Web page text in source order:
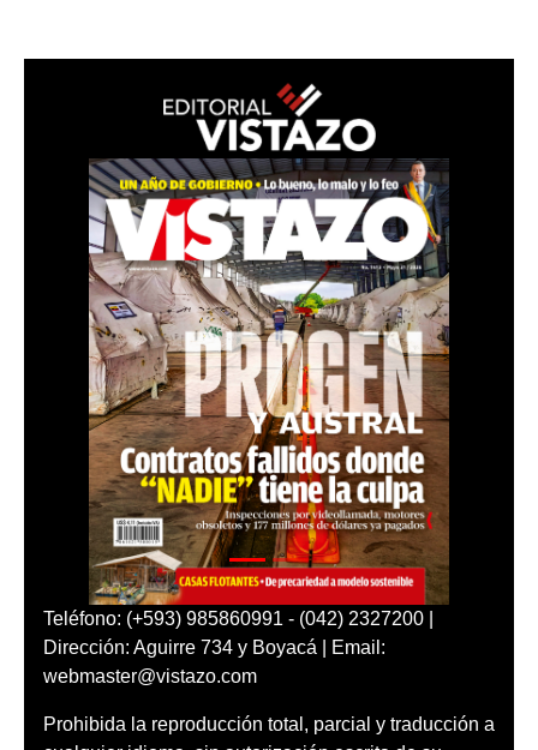
Teléfono: (+593) 985860991 - (042) 2327200 |
Dirección: Aguirre 734 y Boyacá | Email:
webmaster@vistazo.com
Prohibida la reproducción total, parcial y traducción a